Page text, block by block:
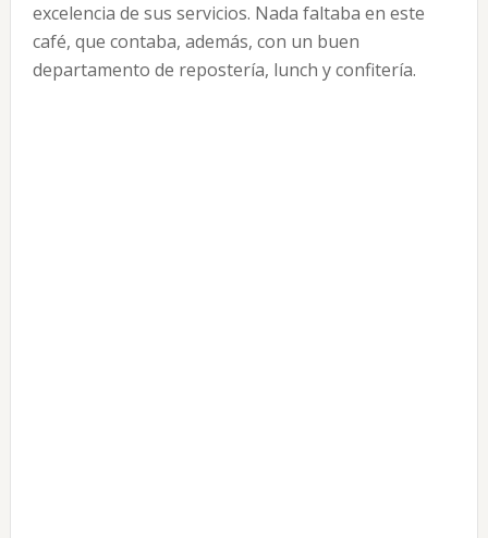
excelencia de sus servicios. Nada faltaba en este
café, que contaba, además, con un buen
departamento de repostería, lunch y confitería.